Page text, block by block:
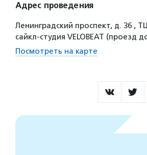
Адрес проведения
Ленинградский проспект, д. 36 ,
сайкл-студия VELOBEAT (проезд
Посмотреть на карте